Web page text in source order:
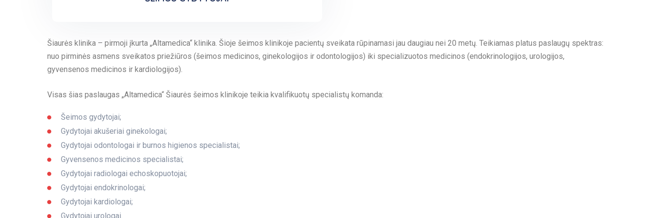
Šiaurės klinika – pirmoji įkurta „Altamedica“ klinika. Šioje šeimos klinikoje pacientų sveikata rūpinamasi jau daugiau nei 20 metų. Teikiamas platus paslaugų spektras:
nuo pirminės asmens sveikatos priežiūros (šeimos medicinos, ginekologijos ir odontologijos) iki specializuotos medicinos (endokrinologijos, urologijos,
gyvensenos medicinos ir kardiologijos).
Visas šias paslaugas „Altamedica“ Šiaurės šeimos klinikoje teikia kvalifikuotų specialistų komanda:
Šeimos gydytojai;
Gydytojai akušeriai ginekologai;
Gydytojai odontologai ir burnos higienos specialistai;
Gyvensenos medicinos specialistai;
Gydytojai radiologai echoskopuotojai;
Gydytojai endokrinologai;
Gydytojai kardiologai;
Gydytojai urologai.